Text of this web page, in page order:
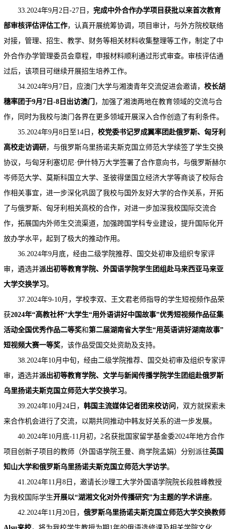
33.2024年9月2日-27日， 完成中外合作办学项目获批以来首次教育
部审核评估评估工作，认真开展统筹协调，项目审计，与外方院校联络
对接，管理、招生、教学、财务等相关材料收集整理等工作，制定了中
外合作办学管理委员会章程，申报材料顺利通过形式审查。审核评估通
过后，该项目可继续开展招生培养工作。
34.2024年9月7日，应澳门大学与湘澳青年交流促进会邀请， 校长胡
穗率团于9月7日 -8日出访澳门
，加强了湘澳两地在教育领域的交流与合
作，同时为我校与澳门各界在更多领域开展深入合作创造了有利条件。
35.2024年9月8日至14日， 校党委书记罗成翼率团赴俄罗斯、匈牙利
高校走访调研，与俄罗斯乌里扬诺夫斯克国立师范大学续签了学生交换
协议，与匈牙利塞切尼·伊什特万大学签署了合作意向书，与俄罗斯赫尔
岑师范大学、莫斯科国立大学、圣彼得堡国立经济大学等商谈了校际合
作相关事宜，进一步深化巩固了我校与国外友好大学的合作关系，开拓
了与俄罗斯、匈牙利相关高校的合作，对进一步加深我校国际交流合
作，拓展国内外师生交流渠道，加强跨国学科专业建设，提升国际化开
放办学水平，起到了极大的推动作用。
36.2024年9月底，经由二级学院推荐、国交处初审及组织专家评
审，遴选并派出初等教育学院、外国语学院学生团组赴马来西亚马来亚
大学交换学习。
37.2024年9-10月，学校李双、王文君老师指导的学生短视频作品荣
获2024年“高教社杯”大学生“用外语讲好中国故事”优秀短视频作品征集
活动全国优秀作品二等奖和第二届湖南省大学生“用英语讲好湖南故事”
短视频大赛一等奖，该作品受国交处资助及支持。
38.2024年10月中旬，经由二级学院推荐、国交处初审及组织专家评
审，遴选并派出初等教育学院、文学与新闻传播学院学生团组赴俄罗斯
乌里扬诺夫斯克国立师范大学交换学习。
39.2024年10月24日， 韩国主流媒体记者团来校访问 ，双方就探索未
来合作机会进行了交流，以期共同推动中韩友好关系的进一步发展。
40.2024年10月底-11月初，2名获批国家留学基金委2024年地方合作
项目创新子项目的教师（外国语学院王曼、商学院孟娟）分别派往英国
知山大学和俄罗斯乌里扬诺夫斯克国立师范大学访学。
41.2024年11月8日，邀请长沙理工大学外国语学院院长段胜峰教授
为我校国际学生开展以“湖湘文化对外传播研究”为主题的学术讲座。
42.2024年11月20日， 俄罗斯乌里扬诺夫斯克国立师范大学交换教师